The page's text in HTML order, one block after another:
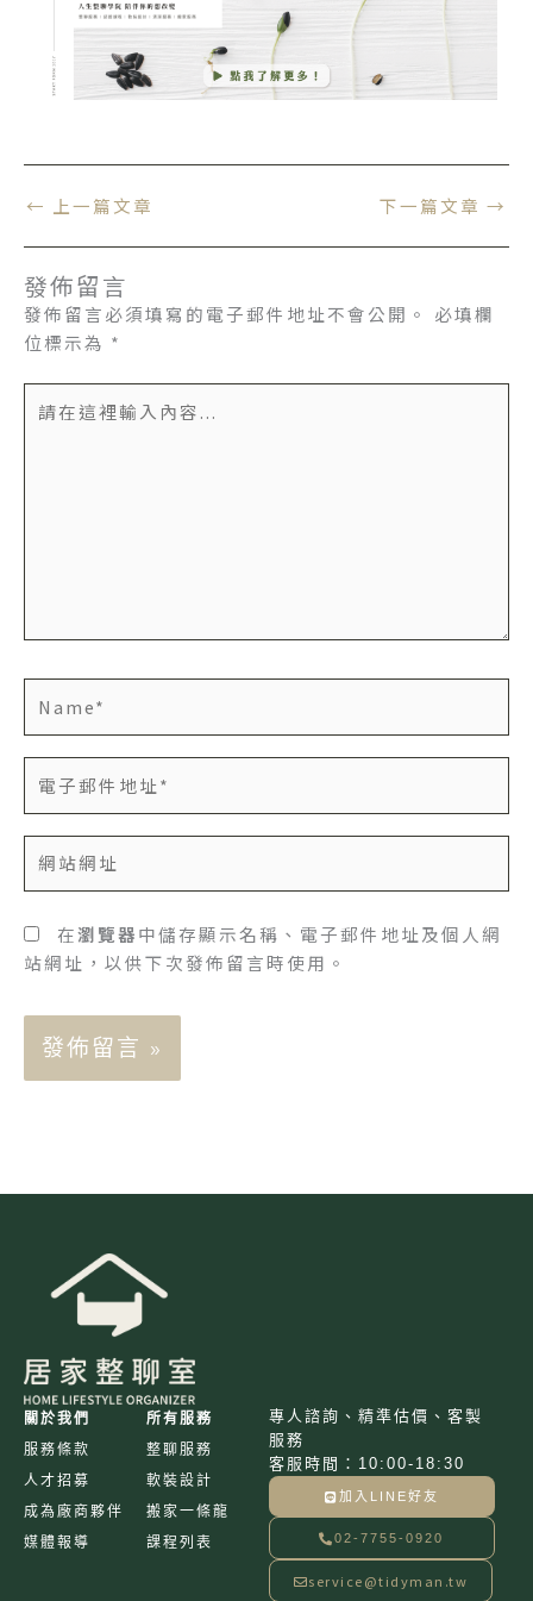
← 上一篇文章 下一篇文章 →
發佈留言
發佈留言必須填寫的電子郵件地址不會公開。
必填欄
位標示為 *
在
子
件
*
站
址
在瀏覽器中儲存顯示名稱、電子郵件地址及個人網
站網址，以供下次發佈留言時使用。
關於我們
服務條款
人才招募
成為廠商夥伴
媒體報導
所有服務
整聊服務
軟裝設計
搬家一條龍
課程列表
專人諮詢、精準估價、客製
服務
客服時間：10:00-18:30
加入LINE好友
02-7755-0920
service@tidyman.tw